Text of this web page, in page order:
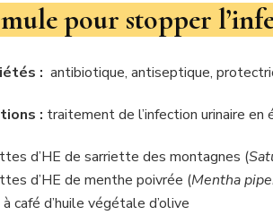
pour stopper
: antibiotique, antiseptique,
: traitement de l’infection urinaire en
d’HE de sarriette des montagnes (
d’HE de menthe poivrée (Mentha
à café d’huile végétale d’olive